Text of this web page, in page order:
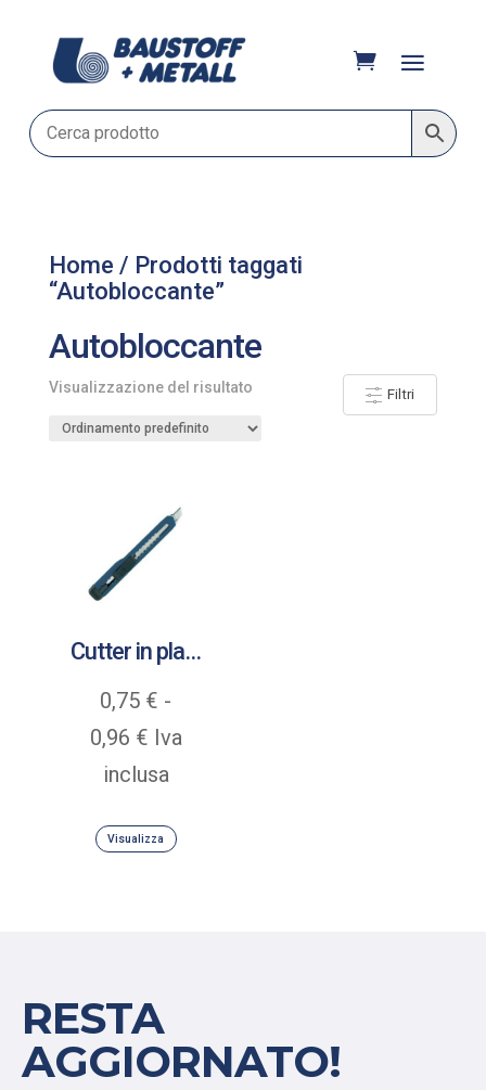
Home / Prodotti taggati
“Autobloccante”
Autobloccante
Filtri
Visualizzazione del risultato
Cutter in plastica autobloccante con guida metallo
0,75 € -
0,96 €Fascia
di
da
Iva
inclusa
Visualizza
RESTA
AGGIORNATO!